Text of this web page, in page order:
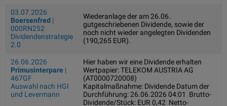
03.07.2026
Boersenfred |
000RN252
Dividendenstrategie
2.0
Wiederanlage der am 26.06.
gutgeschriebenen Dividende, sowie der
noch nicht wieder angelegten Dividenden
(190,265 EUR).
26.06.2026
Primusinterpare |
467GF
Auswahl nach HGI
und Levermann
Hier haben wir eine Dividende erhalten
Wertpapier: TELEKOM AUSTRIA AG
(AT0000720008)
Kapitalmaßnahme: Dividende Datum der
Durchführung: 26.06.2026 04:01 Brutto-
Dividende/Stück: EUR 0,42 Netto-